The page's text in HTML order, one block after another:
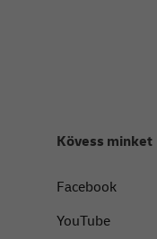
Kövess minket
Facebook
YouTube